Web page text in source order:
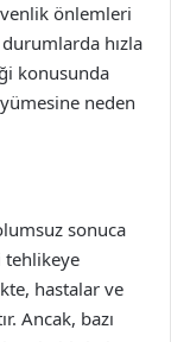
önlemleri
durumlarda hızla
konusunda
neden
sonuca
tehlikeye
hastalar ve
Ancak, bazı